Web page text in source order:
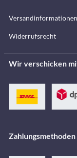
Versandinformationen
Widerrufsrecht
Wir verschicken
Zahlungsmethoden